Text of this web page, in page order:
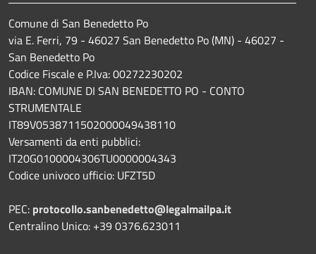
Comune di San Benedetto Po
via E. Ferri, 79 - 46027 San Benedetto Po (MN) - 46027 -
San Benedetto Po
Codice Fiscale e P.Iva: 00272230202
IBAN: COMUNE DI SAN BENEDETTO PO - CONTO
STRUMENTALE
IT89V0538711502000049438110
Versamenti da enti pubblici:
IT20G0100004306TU0000004343
Codice univoco ufficio: UFZT5D
PEC: protocollo.sanbenedetto@legalmailpa.it
Centralino Unico: +39 0376.623011